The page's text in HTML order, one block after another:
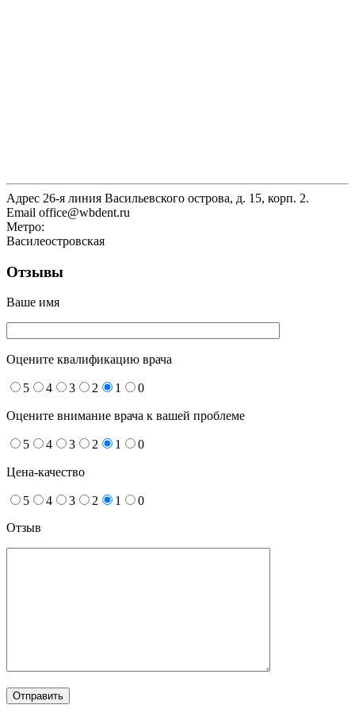
Адрес 26-я линия Васильевского острова, д. 15, корп. 2.
Email office@wbdent.ru
Метро:
Василеостровская
Отзывы
Ваше имя
Оцените квалификацию врача
5 4 3 2 1 0
Оцените внимание врача к вашей проблеме
5 4 3 2 1 0
Цена-качество
5 4 3 2 1
0
Отзыв